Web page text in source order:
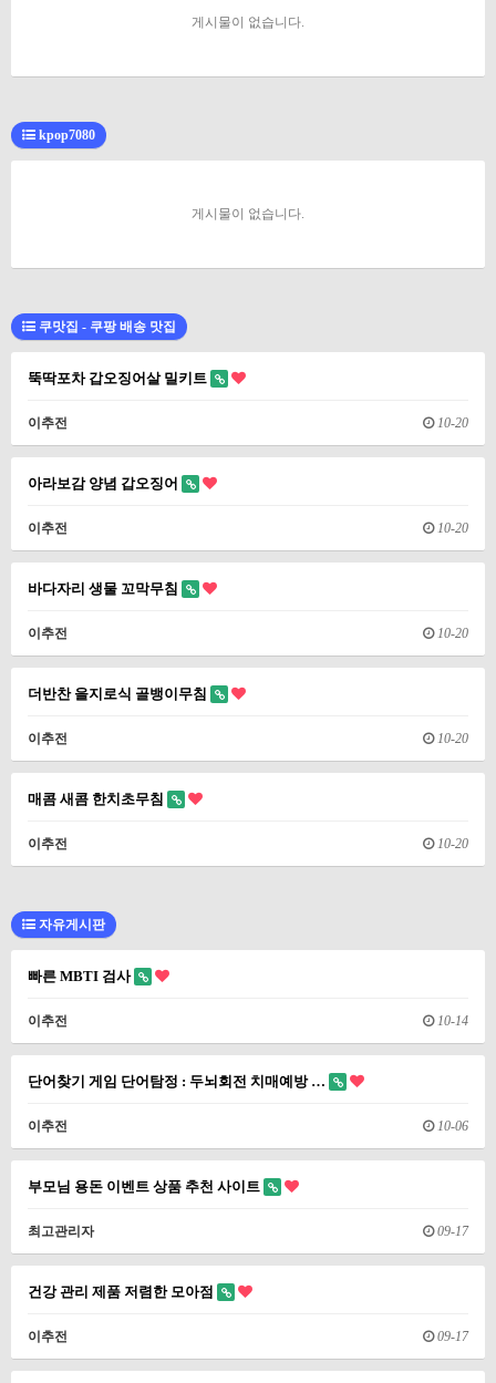
게시물이 없습니다.
kpop7080
게시물이 없습니다.
쿠맛집 - 쿠팡 배송 맛집
뚝딱포차 갑오징어살 밀키트
이추전 10-20
아라보감 양념 갑오징어
이추전 10-20
바다자리 생물 꼬막무침
이추전 10-20
더반찬 을지로식 골뱅이무침
이추전 10-20
매콤 새콤 한치초무침
이추전 10-20
자유게시판
빠른 MBTI 검사
이추전 10-14
단어찾기 게임 단어탐정 : 두뇌회전 치매예방 …
이추전 10-06
부모님 용돈 이벤트 상품 추천 사이트
최고관리자 09-17
건강 관리 제품 저렴한 모아점
이추전 09-17